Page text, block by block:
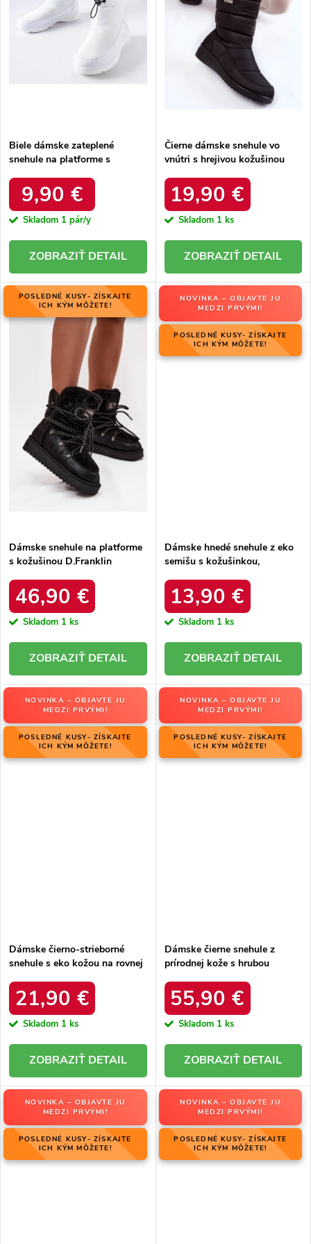
Biele dámske zateplené
snehule na platforme s
WHITE
9,90 €
Skladom 1 pár/y
DETAIL
Čierne dámske snehule vo
vnútri s hrejivou kožušinou
BLACK
19,90 €
Skladom 1 ks
DETAIL
POSLEDNÉ KUSY- ZÍSKAJTE
ICH KÝM MÔŽETE!
Dámske snehule na platforme
s kožušinou D.Franklin
46,90 €
Skladom 1 ks
DETAIL
NOVINKA – OBJAVTE JU
MEDZI PRVÝMI!
POSLEDNÉ KUSY- ZÍSKAJTE
ICH KÝM MÔŽETE!
Dámske hnedé snehule z eko
semišu s kožušinkou,
LEOPARD
13,90 €
Skladom 1 ks
DETAIL
NOVINKA – OBJAVTE JU
MEDZI PRVÝMI!
POSLEDNÉ KUSY- ZÍSKAJTE
ICH KÝM MÔŽETE!
Dámske čierno-strieborné
snehule s eko kožou na rovnej
34586 SREBRNY
21,90 €
Skladom 1 ks
DETAIL
NOVINKA – OBJAVTE JU
MEDZI PRVÝMI!
POSLEDNÉ KUSY- ZÍSKAJTE
ICH KÝM MÔŽETE!
Dámske čierne snehule z
prírodnej kože s hrubou
produktu OO274A206
55,90 €
Skladom 1 ks
DETAIL
NOVINKA – OBJAVTE JU
MEDZI PRVÝMI!
POSLEDNÉ KUSY- ZÍSKAJTE
ICH KÝM MÔŽETE!
NOVINKA – OBJAVTE JU
MEDZI PRVÝMI!
POSLEDNÉ KUSY- ZÍSKAJTE
ICH KÝM MÔŽETE!